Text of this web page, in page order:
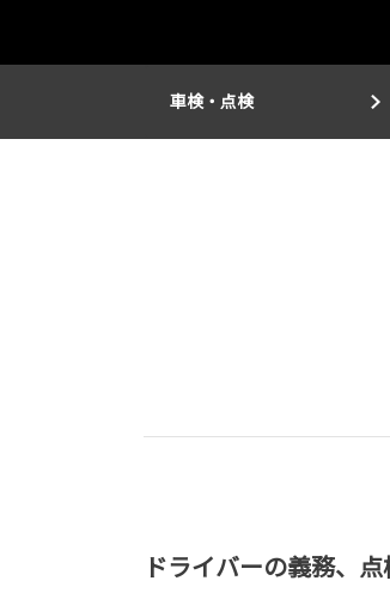
車検・点検
ドライバーの義務、